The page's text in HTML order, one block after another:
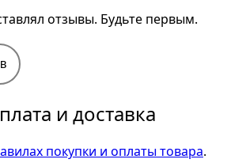
отзывы. Будьте первым.
и доставка
покупки и оплаты товара.